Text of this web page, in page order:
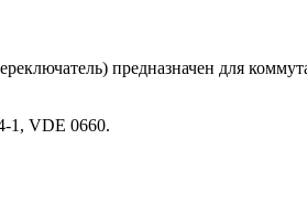
предназначен для
1, VDE 0660.